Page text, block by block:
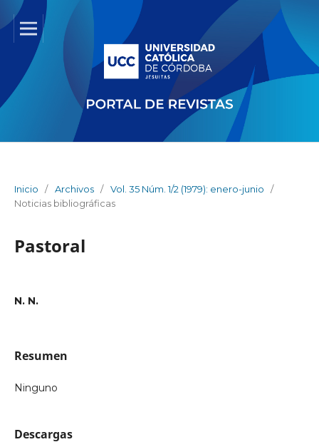
Inicio / Archivos / Vol. 35 Núm. 1/2 (1979): enero-junio
/
Noticias bibliográficas
Pastoral
N. N.
Resumen
Ninguno
Descargas